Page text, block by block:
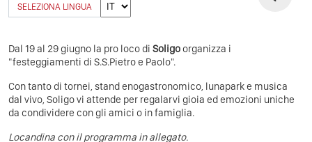
SELEZIONA LINGUA
Dal 19al 29 giugno la pro loco di Soligoorganizza i
"festeggiamenti di S.S.Pietro e Paolo".
Con tanto di tornei, stand enogastronomico, lunapark e musica
dal vivo, Soligo vi attende per regalarvi gioia ed emozioni uniche
da condividere con gli amici o in famiglia.
Locandina con il programma in allegato.